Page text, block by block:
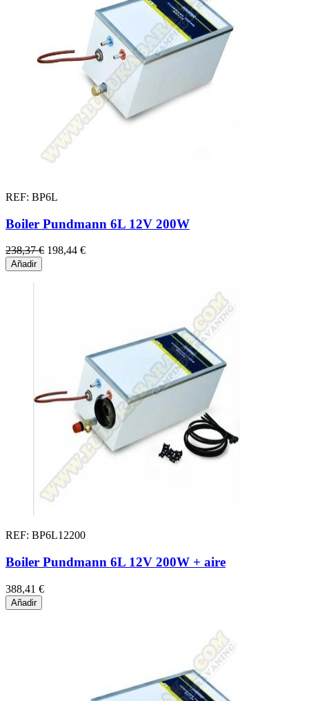
REF: BP6L
Boiler Pundmann 6L 12V 200W
238,37 € 198,44 €
Añadir
REF: BP6L12200
Boiler Pundmann 6L 12V 200W + aire
388,41 €
Añadir